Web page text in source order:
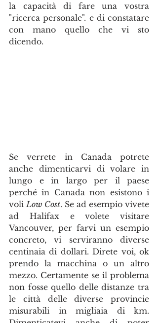
la capacità di fare una vostra
"ricerca personale". e di constatare
con mano quello che vi sto
dicendo.
Se verrete in Canada potrete
anche dimenticarvi di volare in
lungo e in largo per il paese
perché in Canada non esistono i
voli Low Cost. Se ad esempio vivete
ad Halifax e volete visitare
Vancouver, per farvi un esempio
concreto, vi serviranno diverse
centinaia di dollari. Direte voi, ok
prendo la macchina o un altro
mezzo. Certamente se il problema
non fosse quello delle distanze tra
le città delle diverse provincie
misurabili in migliaia di km.